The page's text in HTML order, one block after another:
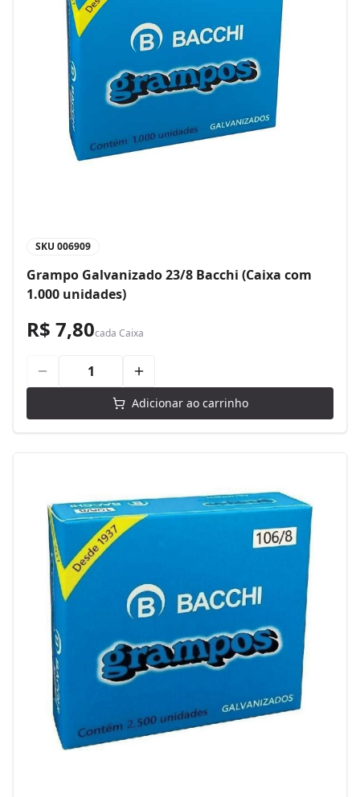
SKU 006909
Grampo Galvanizado 23/8 Bacchi (Caixa com
1.000 unidades)
R$ 7,80cada Caixa
Adicionar ao carrinho